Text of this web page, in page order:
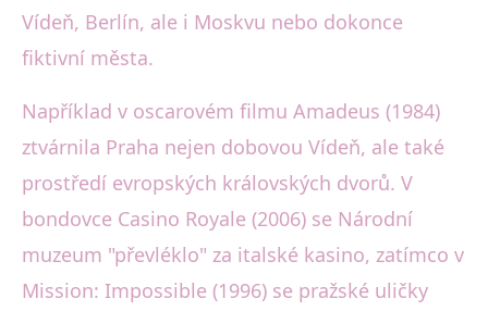
Vídeň, Berlín, ale i Moskvu nebo dokonce
fiktivní města.
Například v oscarovém filmu Amadeus (1984)
ztvárnila Praha nejen dobovou Vídeň, ale také
prostředí evropských královských dvorů. V
bondovce Casino Royale (2006) se Národní
muzeum "převléklo" za italské kasino, zatímco v
Mission: Impossible (1996) se pražské uličky